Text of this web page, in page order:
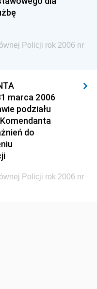
pozycje 94-98
Policji rok 2006 nr
marca 2006
podziału
do
Policji rok 2006 nr